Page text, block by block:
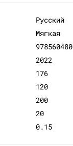
Русский
Мягкая
2022
176
120
200
20
0.15